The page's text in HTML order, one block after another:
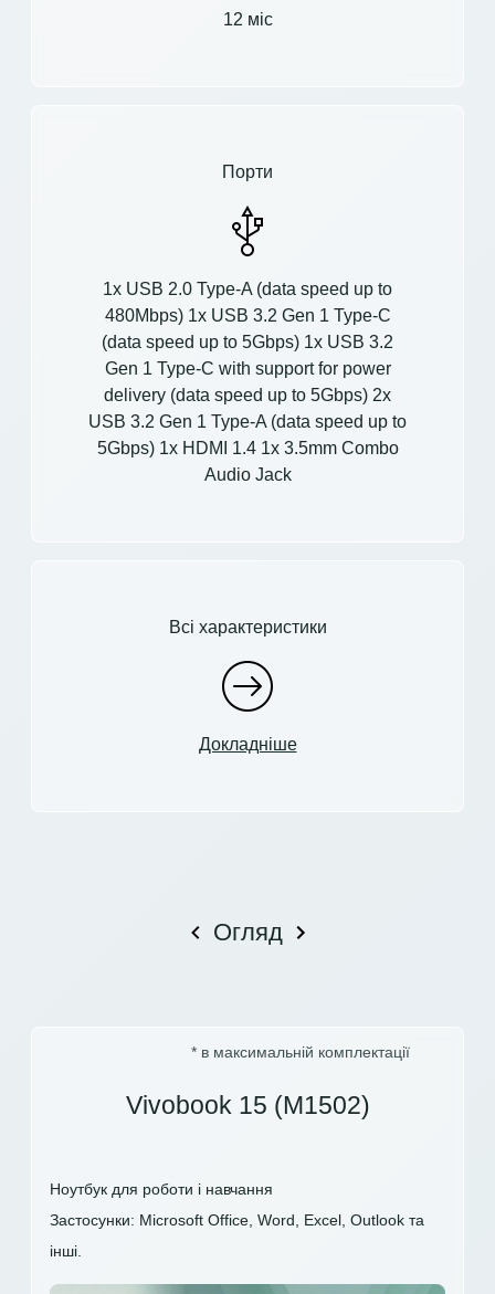
12 міс
Порти
1x USB 2.0 Type-A (data speed up to
480Mbps) 1x USB 3.2 Gen 1 Type-C
(data speed up to 5Gbps) 1x USB 3.2
Gen 1 Type-C with support for power
delivery (data speed up to 5Gbps) 2x
USB 3.2 Gen 1 Type-A (data speed up to
5Gbps) 1x HDMI 1.4 1x 3.5mm Combo
Audio Jack
Всі характеристики
Докладніше
Огляд
* в максимальній комплектації
Vivobook 15 (M1502)
Ноутбук для роботи і навчання
Застосунки: Microsoft Office, Word, Excel, Outlook та
інші.